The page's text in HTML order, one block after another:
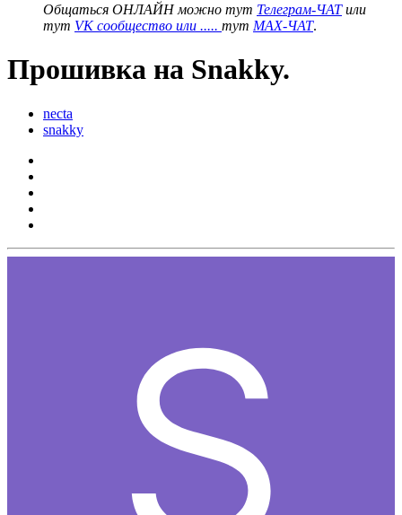
Общаться ОНЛАЙН можно тут Телеграм-ЧАТили
тут VK сообщество или ..... тут MAX-ЧАТ.
Прошивка на Snakky.
necta
snakky